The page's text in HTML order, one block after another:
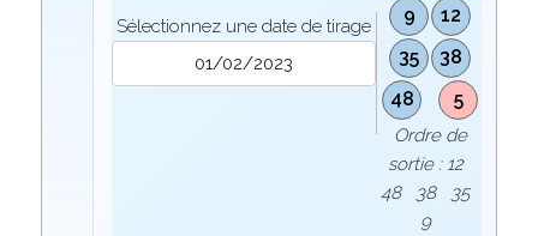
Sélectionnez une date de tirage 9
12
35
38
48
5
Ordre de
sortie : 12
48 38 35
9